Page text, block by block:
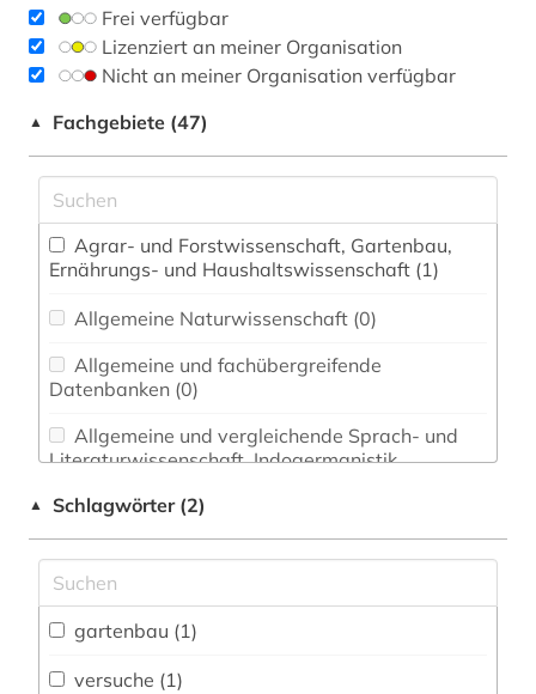
Frei verfügbar
Lizenziert an meiner Organisation
Nicht an meiner Organisation verfügbar
▲ Fachgebiete (47)
Ernährungs- und Haushaltswissenschaft (1)
Allgemeine Naturwissenschaft (0)
Datenbanken (0)
Literaturwissenschaft. Indogermanistik.
Anglistik. Amerikanistik (0)
▲ Schlagwörter (2)
gartenbau (1)
versuche (1)